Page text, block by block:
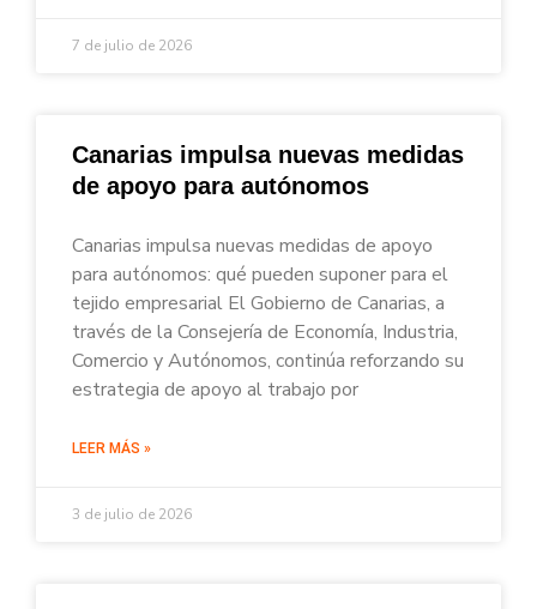
7 de julio de 2026
Canarias impulsa nuevas medidas
de apoyo para autónomos
Canarias impulsa nuevas medidas de apoyo
para autónomos: qué pueden suponer para el
tejido empresarial El Gobierno de Canarias, a
través de la Consejería de Economía, Industria,
Comercio y Autónomos, continúa reforzando su
estrategia de apoyo al trabajo por
LEER MÁS »
3 de julio de 2026